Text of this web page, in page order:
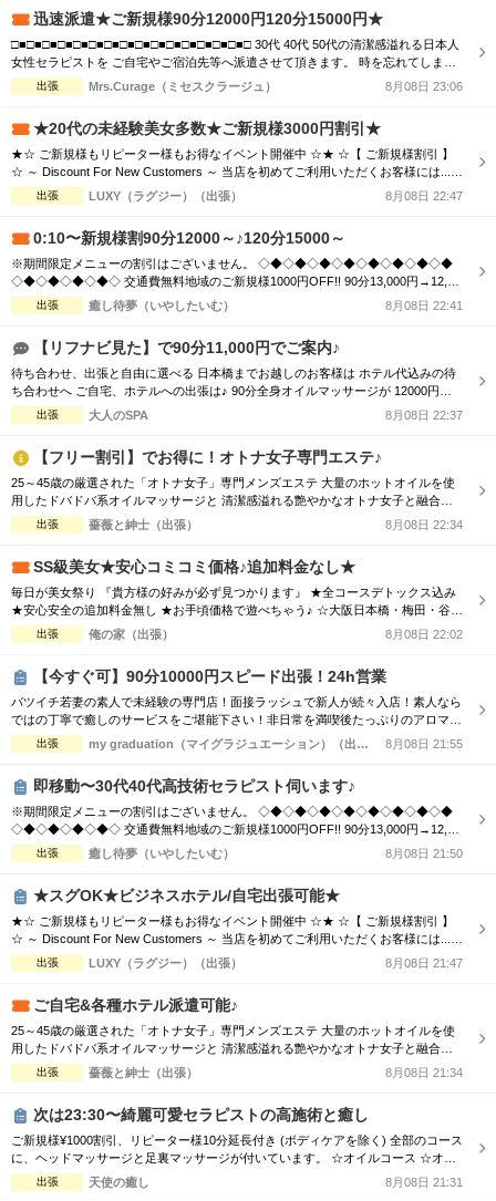
迅速派遣★ご新規様90分12000円120分15000円★
□■□■□■□■□■□■□■□■□■□■□■□■□■□■□■□ 30代 40代 50代の清潔感溢れる日本人
女性セラピストを ご自宅やご宿泊先等へ派遣させて頂きます。 時を忘れてしまう
程の癒しと心のこもった おもてなしをお届けします。 □■□■□■□■□■□■□■□■□■□
■□■□■□■□■□■□ お客様の日々のお疲れやストレスを心身共に癒す為 優しさ・気
出張 Mrs.Curage（ミセスクラージュ） 8月08日 23:06
★20代の未経験美女多数★ご新規様3000円割引★
★☆ ご新規様もリピーター様もお得なイベント開催中 ☆★ ☆【 ご新規様割引 】
☆ ～ Discount For New Customers ～ 当店を初めてご利用いただくお客様には...
・初回限定で各コース総額より3,000円割引 ☆【 新人割 】☆ ～ New Face Therapi
st ～ NEW FACE マークの付いているセラピスト限定 ・各コース総額より3,000円
出張 LUXY（ラグジー）（出張） 8月08日 22:47
0:10〜新規様割90分12000～♪120分15000～
※期間限定メニューの割引はございません。 ◇◆◇◆◇◆◇◆◇◆◇◆◇◆◇◆
◇◆◇◆◇◆◇◆◇ 交通費無料地域のご新規様1000円OFF!! 90分13,000円→12,00
0円 120分16,000円→15,000円 150分20,000円→19,000円 ※指名料別途 ◇◆◇◆◇
◆◇◆◇◆◇◆◇◆◇◆◇◆◇◆◇◆◇◆◇ 市内の交通費を頂く地域のご新規様1
出張 癒し待夢（いやしたいむ） 8月08日 22:41
【リフナビ見た】で90分11,000円でご案内♪
待ち合わせ、出張と自由に選べる 日本橋までお越しのお客様は ホテル代込みの待
ち合わせへ ご自宅、ホテルへの出張は♪ 90分全身オイルマッサージが 12000円
→→11000円の1000円引き 120分全身オイルマッサージが 20000円 →→18000円
の2000円引き でご利用いただけます
出張 大人のSPA 8月08日 22:37
【フリー割引】でお得に！オトナ女子専門エステ♪
25～45歳の厳選された「オトナ女子」専門メンズエステ 大量のホットオイルを使
用したドバドバ系オイルマッサージと 清潔感溢れる艶やかなオトナ女子と融合
で、優雅なひと時をお楽しみください。 【新規割引】ご新規様にお得♪ ご新規様限
定で総額から『3,000円』割引！ 90分 16,500円 → 13,500円（税込） 120分
出張 薔薇と紳士（出張） 8月08日 22:34
SS級美女★安心コミコミ価格♪追加料金なし★
毎日が美女祭り 『貴方様の好みが必ず見つかります』 ★全コースデトックス込み
★安心安全の追加料金無し ★お手頃価格で遊べちゃう♪ ☆大阪日本橋・梅田・谷
九・天王寺エリア ☆朝10時～翌朝6時まで営業中♀ ☆大阪全域出張対応♪ ☆毎日18
時～大阪市内交通費無料♪ ホテルで♪ご自宅で♪ 厳選された可愛いセラピストと 素
出張 俺の家（出張） 8月08日 22:02
【今すぐ可】90分10000円スピード出張！24h営業
バツイチ若妻の素人で未経験の専門店！面接ラッシュで新人が続々入店！素人なら
ではの丁寧で癒しのサービスをご堪能下さい！非日常を満喫後たっぷりのアロマオ
イルトリートメントで心体を癒してください！ ■□■□■□■□■□■□■□■□■□■□■□
【Aroma&Spaコース】 ・90分￥10000 ・120分￥15000 □■□■□■□■□■□■□■□■□■
出張 my graduation（マイグラジュエーション）（出張） 8月08日 21:55
即移動〜30代40代高技術セラピスト伺います♪
※期間限定メニューの割引はございません。 ◇◆◇◆◇◆◇◆◇◆◇◆◇◆◇◆
◇◆◇◆◇◆◇◆◇ 交通費無料地域のご新規様1000円OFF!! 90分13,000円→12,00
0円 120分16,000円→15,000円 150分20,000円→19,000円 ※指名料別途 ◇◆◇◆◇
◆◇◆◇◆◇◆◇◆◇◆◇◆◇◆◇◆◇◆◇ 市内の交通費を頂く地域のご新規様1
出張 癒し待夢（いやしたいむ） 8月08日 21:50
★スグOK★ビジネスホテル/自宅出張可能★
★☆ ご新規様もリピーター様もお得なイベント開催中 ☆★ ☆【 ご新規様割引 】
☆ ～ Discount For New Customers ～ 当店を初めてご利用いただくお客様には...
・初回限定で各コース総額より3,000円割引 ☆【 新人割 】☆ ～ New Face Therapi
st ～ NEW FACE マークの付いているセラピスト限定 ・各コース総額より3,000円
出張 LUXY（ラグジー）（出張） 8月08日 21:47
ご自宅&各種ホテル派遣可能♪
25～45歳の厳選された「オトナ女子」専門メンズエステ 大量のホットオイルを使
用したドバドバ系オイルマッサージと 清潔感溢れる艶やかなオトナ女子と融合
で、優雅なひと時をお楽しみください。 【新規割引】ご新規様にお得♪ ご新規様限
定で総額から『3,000円』割引！ 90分 16,500円 → 13,500円（税込） 120分
出張 薔薇と紳士（出張） 8月08日 21:34
次は23:30〜綺麗可愛セラピストの高施術と癒し
ご新規様¥1000割引、リピーター様10分延長付き (ボディケアを除く) 全部のコース
に、ヘッドマッサージと足裏マッサージが付いています。 ☆オイルコース ☆オイ
ルミックスコース 90分 ￥13,000→¥12,000 120分 ￥16,000→¥15,000 150分 ￥20,0
00→¥19,000 180分 ￥24,000→¥23,000 ☆ボディケアマッサージコース 90分 ￥1...
出張 天使の癒し 8月08日 21:31